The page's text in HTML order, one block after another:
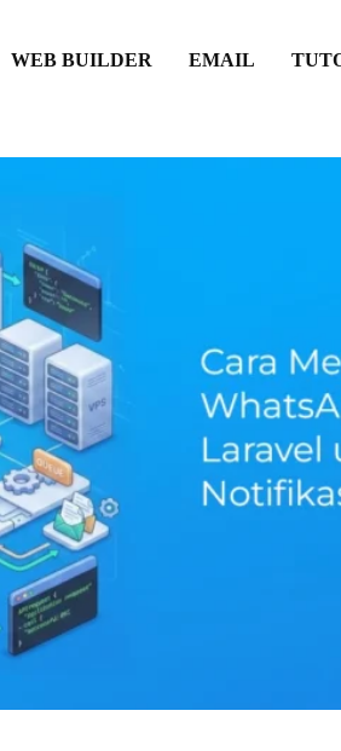
WEB BUILDER EMAIL